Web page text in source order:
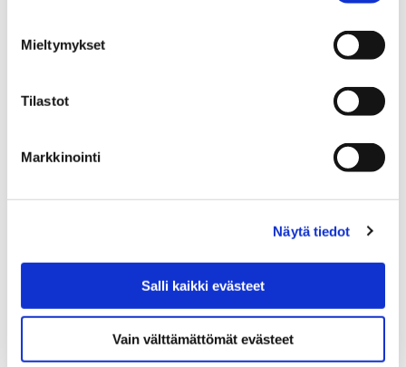
Mieltymykset
Tilastot
Markkinointi
Näytä tiedot
Salli kaikki evästeet
Vain välttämättömät evästeet
kerrostalokaksiot ovat jatkuvassa myynnissä.